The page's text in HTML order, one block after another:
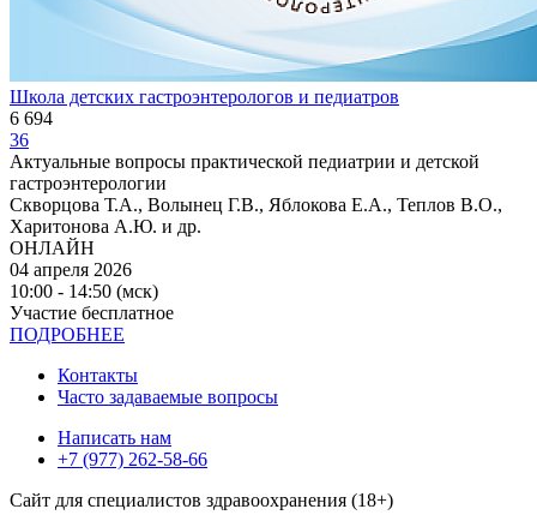
Школа детских гастроэнтерологов и педиатров
6 694
36
Актуальные вопросы практической педиатрии и детской
гастроэнтерологии
Скворцова Т.А., Волынец Г.В., Яблокова Е.А., Теплов В.О.,
Харитонова А.Ю. и др.
ОНЛАЙН
04 апреля 2026
10:00 - 14:50 (мск)
Участие бесплатное
ПОДРОБНЕЕ
Контакты
Часто задаваемые вопросы
Написать нам
+7 (977) 262-58-66
Сайт для специалистов здравоохранения (18+)